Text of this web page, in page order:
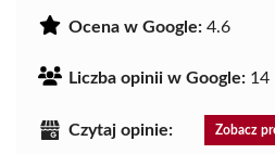
Ocena w Google: 4.6
Liczba opinii w Google: 14
Czytaj opinie: Zobacz